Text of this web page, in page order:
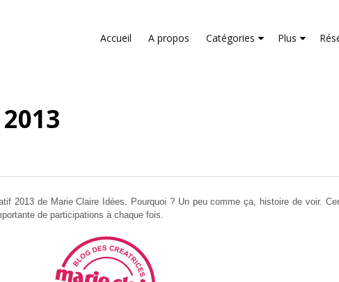
Accueil A propos Catégories Plus
2013 de Marie Claire Idées. Pourquoi ? Un peu comme ça, histoire de voir.
de participations à chaque fois.
to deliver its services and to analyze traffic. Your IP address and
and security metrics to ensure quality of service,
abuse.